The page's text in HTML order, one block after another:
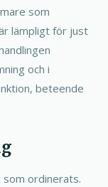
som
lämpligt för just
och i
beteende
ordinerats.